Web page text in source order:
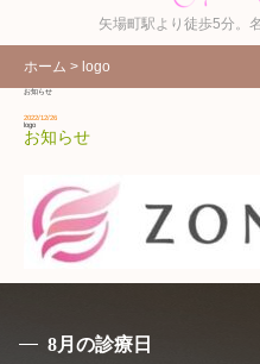
矢場町駅より徒歩5分。
ホーム > logo
お知らせ
2022/12/26
logo
お知らせ
8月の診療日